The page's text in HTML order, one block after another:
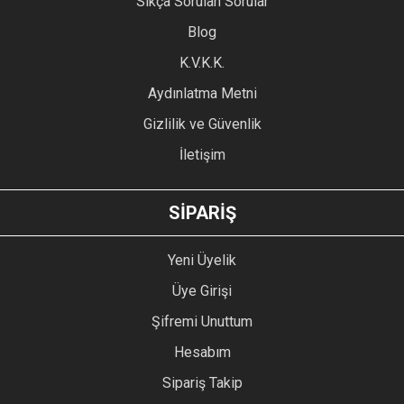
Ürün açıklamasında eksik bilgiler bulunuyor.
Ürün bilgilerinde hatalar bulunuyor.
Ürün fiyatı diğer sitelerden daha pahalı.
GÖNDER
Blog
K.V.K.K.
Aydınlatma Metni
Gizlilik ve Güvenlik
İletişim
SİPARİŞ
Yeni Üyelik
Üye Girişi
Şifremi Unuttum
Hesabım
Sipariş Takip